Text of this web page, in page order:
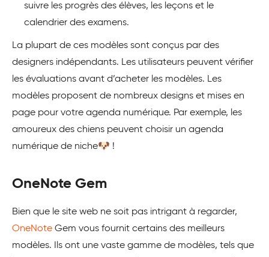
suivre les progrès des élèves, les leçons et le
calendrier des examens.
La plupart de ces modèles sont conçus par des
designers indépendants. Les utilisateurs peuvent vérifier
les évaluations avant d’acheter les modèles. Les
modèles proposent de nombreux designs et mises en
page pour votre agenda numérique. Par exemple, les
amoureux des chiens peuvent choisir un agenda
numérique de niche🐶 !
OneNote Gem
Bien que le site web ne soit pas intrigant à regarder,
OneNote Gem vous fournit certains des meilleurs
modèles. Ils ont une vaste gamme de modèles, tels que